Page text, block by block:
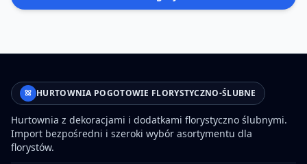
HURTOWNIA POGOTOWIE FLORYSTYCZNO-ŚLUBNE
Hurtownia z dekoracjami i dodatkami florystyczno ślubnymi.
Import bezpośredni i szeroki wybór asortymentu dla
florystów.